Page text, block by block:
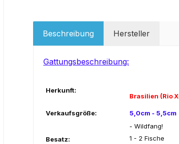
Beschreibung Hersteller
Gattungsbeschreibung:
Herkunft:
Brasilien (Rio
Verkaufsgröße:
5,0cm - 5,5cm
- Wildfang!
Besatz:
1 - 2 Fische